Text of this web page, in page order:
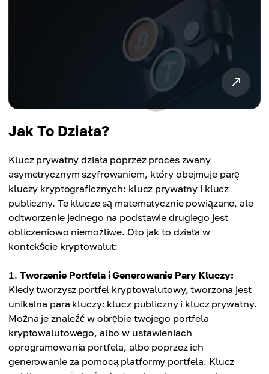
Jak To Działa?
Klucz prywatny działa poprzez proces zwany
asymetrycznym szyfrowaniem, który obejmuje parę
kluczy kryptograficznych: klucz prywatny i klucz
publiczny. Te klucze są matematycznie powiązane, ale
odtworzenie jednego na podstawie drugiego jest
obliczeniowo niemożliwe. Oto jak to działa w
kontekście kryptowalut:
Tworzenie Portfela i Generowanie Pary Kluczy:
Kiedy tworzysz portfel kryptowalutowy, tworzona jest
unikalna para kluczy: klucz publiczny i klucz prywatny.
Można je znaleźć w obrębie twojego portfela
kryptowalutowego, albo w ustawieniach
oprogramowania portfela, albo poprzez ich
generowanie za pomocą platformy portfela. Klucz